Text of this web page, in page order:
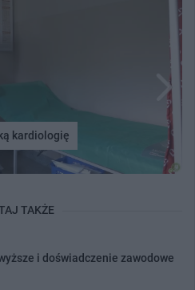
kardiologię
TAKŻE
i doświadczenie zawodowe